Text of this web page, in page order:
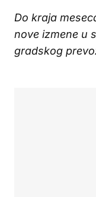
Do kraja
nove izmene u
gradskog